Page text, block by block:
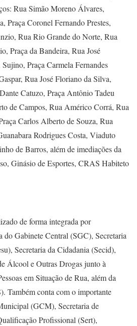
Rua Simão Moreno Álvares,
Praça Coronel Fernando Prestes,
Rua Rio Grande do Norte, Rua
Praça da Bandeira, Rua José
Praça Carmela Fernandes
Rua José Floriano da Silva,
Catuzo, Praça Antônio Tadeu
de Campos, Rua Américo Corrá, Rua
Carlos Alberto de Souza, Rua
Rodrigues Costa, Viaduto
de Barros, além de imediações da
Ginásio de Esportes, CRAS Habiteto
de forma integrada por
do Gabinete Central (SGC), Secretaria
Secretaria da Cidadania (Secid),
Álcool e Outras Drogas junto à
em Situação de Rua, além da
Também conta com o importante
(GCM), Secretaria de
Profissional (Sert),